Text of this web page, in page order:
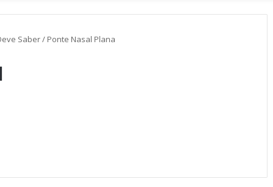
Saber/ Ponte Nasal Plana